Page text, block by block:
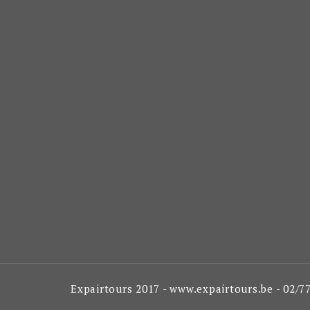
Expairtours 2017 - www.expairtours.be - 02/